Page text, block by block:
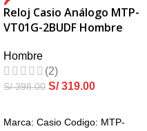
-20%
Reloj Casio Análogo MTP-
VT01G-2BUDF Hombre
Hombre
(2)
S/398.00 S/319.00
Marca: Casio Codigo: MTP-